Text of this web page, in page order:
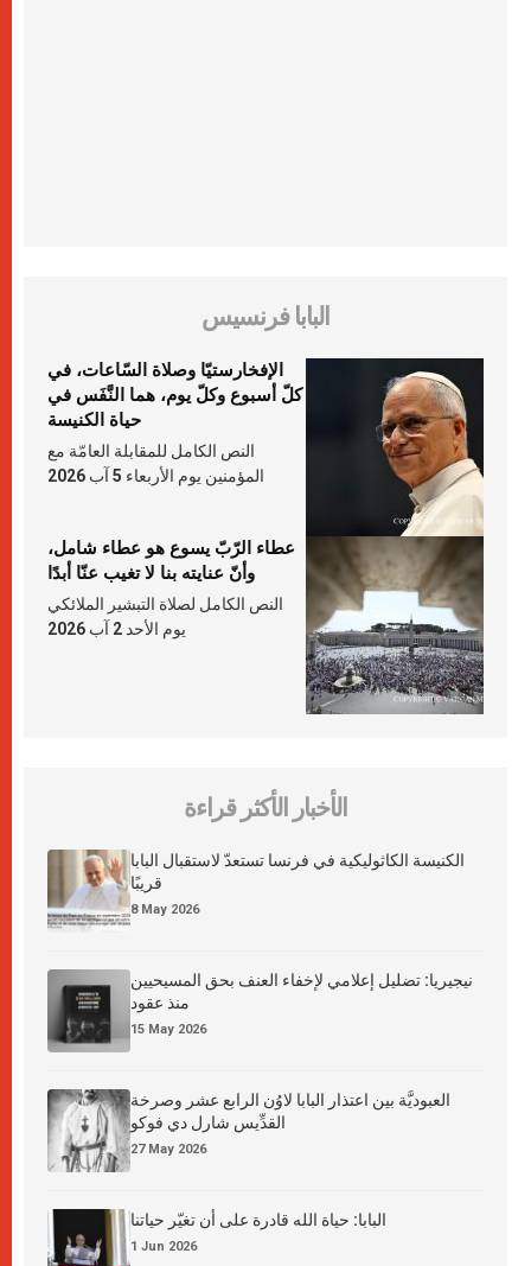
البابا فرنسيس
الإفخارستيّا وصلاة السّاعات، في
كلّ أسبوع وكلّ يوم، هما النَّفَس في
حياة الكنيسة
النص الكامل للمقابلة العامّة مع
المؤمنين يوم الأربعاء 5 آب 2026
عطاء الرّبّ يسوع هو عطاء شامل،
وأنّ عنايته بنا لا تغيب عنّا أبدًا
النص الكامل لصلاة التبشير الملائكي
يوم الأحد 2 آب 2026
الأخبار الأكثر قراءة
الكنيسة الكاثوليكية في فرنسا تستعدّ لاستقبال البابا
قريبًا
8 May 2026
نيجيريا: تضليل إعلامي لإخفاء العنف بحق المسيحيين
منذ عقود
15 May 2026
العبوديَّة بين اعتذار البابا لاوُن الرابع عشر وصرخة
القدِّيس شارل دي فوكو
27 May 2026
البابا: حياة الله قادرة على أن تغيّر حياتنا
1 Jun 2026